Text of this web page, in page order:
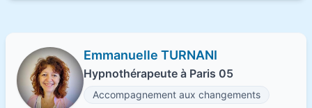
Emmanuelle TURNANI
Hypnothérapeute à Paris 05
Accompagnement aux changements